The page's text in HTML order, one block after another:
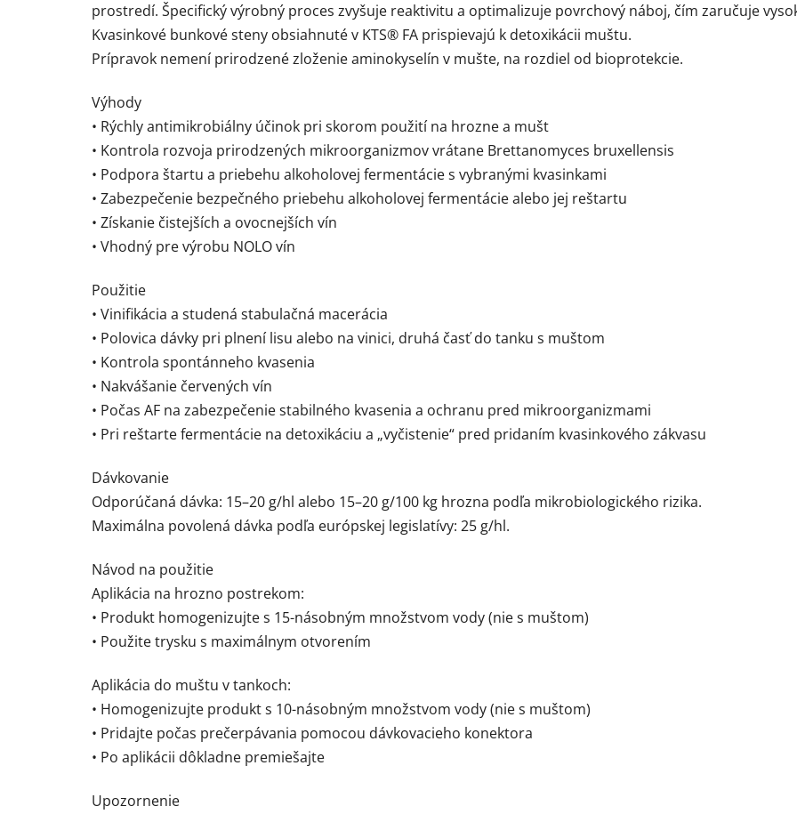
prostredí. Špecifický výrobný proces zvyšuje reaktivitu a optimalizuje povrchový náboj, čím zaručuje
Kvasinkové bunkové steny obsiahnuté v KTS® FA prispievajú k detoxikácii muštu.
Prípravok nemení prirodzené zloženie aminokyselín v mušte, na rozdiel od bioprotekcie.
Výhody
• Rýchly antimikrobiálny účinok pri skorom použití na hrozne a mušt
• Kontrola rozvoja prirodzených mikroorganizmov vrátane Brettanomyces bruxellensis
• Podpora štartu a priebehu alkoholovej fermentácie s vybranými kvasinkami
• Zabezpečenie bezpečného priebehu alkoholovej fermentácie alebo jej reštartu
• Získanie čistejších a ovocnejších vín
• Vhodný pre výrobu NOLO vín
Použitie
• Vinifikácia a studená stabulačná macerácia
• Polovica dávky pri plnení lisu alebo na vinici, druhá časť do tanku s muštom
• Kontrola spontánneho kvasenia
• Nakvášanie červených vín
• Počas AF na zabezpečenie stabilného kvasenia a ochranu pred mikroorganizmami
• Pri reštarte fermentácie na detoxikáciu a „vyčistenie“ pred pridaním kvasinkového zákvasu
Dávkovanie
Odporúčaná dávka: 15–20 g/hl alebo 15–20 g/100 kg hrozna podľa mikrobiologického rizika.
Maximálna povolená dávka podľa európskej legislatívy: 25 g/hl.
Návod na použitie
Aplikácia na hrozno postrekom:
• Produkt homogenizujte s 15-násobným množstvom vody (nie s muštom)
• Použite trysku s maximálnym otvorením
Aplikácia do muštu v tankoch:
• Homogenizujte produkt s 10-násobným množstvom vody (nie s muštom)
• Pridajte počas prečerpávania pomocou dávkovacieho konektora
• Po aplikácii dôkladne premiešajte
Upozornenie